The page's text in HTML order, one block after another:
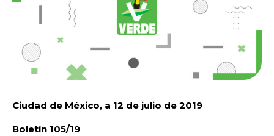
Ciudad de México, a 12 de julio de 2019
Boletín 105/19